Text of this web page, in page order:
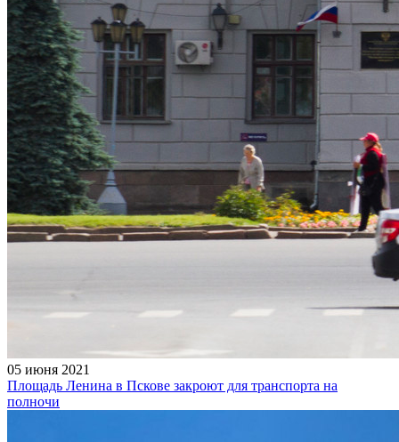
05 июня 2021
Площадь Ленина в Пскове закроют для транспорта на
полночи